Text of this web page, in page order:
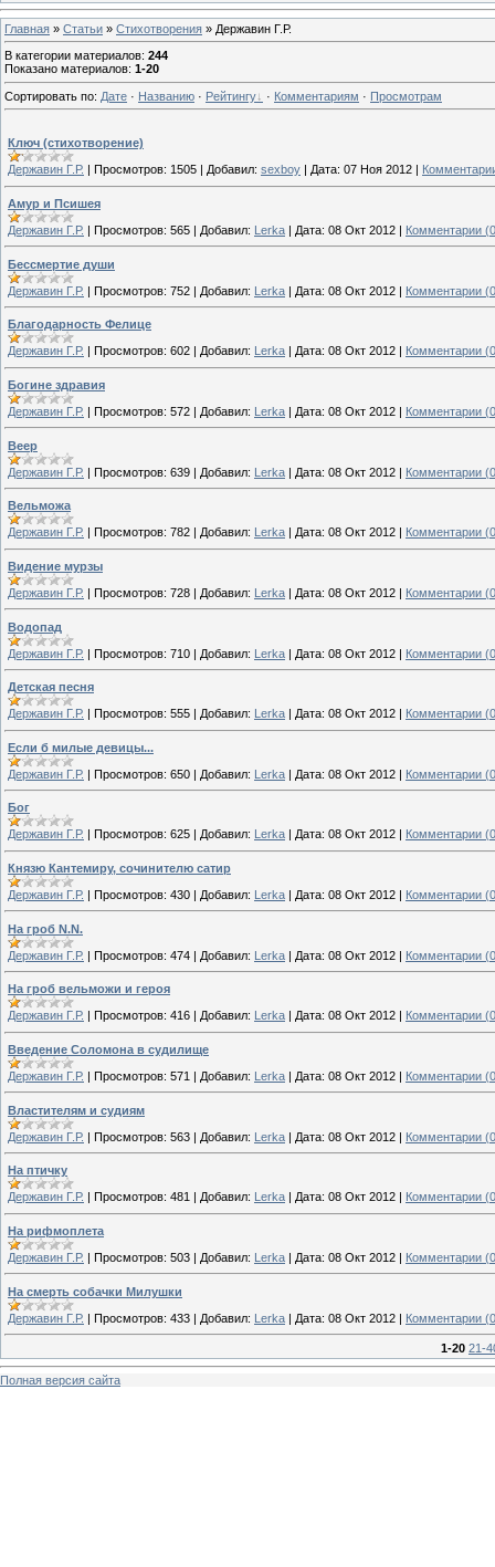
Главная » Статьи » Стихотворения » Державин Г.Р.
В категории материалов: 244
Показано материалов: 1-20
Сортировать по: Дате · Названию · Рейтингу · Комментариям · Просмотрам
Ключ (стихотворение)
Державин Г.Р.
Просмотров: 1505 Добавил: sexboy Дата: 07 Ноя 2012
Амур и Псишея
Державин Г.Р. | Просмотров: 565 | Добавил: Lerka | Дата: 08 Окт 2012 | Комментарии
Бессмертие души
Державин Г.Р. | Просмотров: 752 | Добавил: Lerka | Дата: 08 Окт 2012 | Комментарии
Благодарность Фелице
Державин Г.Р.
Просмотров: 602 Добавил: Lerka Дата: 08 Окт 2012 Комментарии
Богине здравия
Державин Г.Р. | Просмотров: 572 | Добавил: Lerka | Дата: 08 Окт 2012 | Комментарии
Веер
Державин Г.Р. | Просмотров: 639 | Добавил: Lerka | Дата: 08 Окт 2012 | Комментарии
Вельможа
Державин Г.Р.
Просмотров: 782 Добавил: Lerka Дата: 08 Окт 2012 Комментарии
Видение мурзы
Державин Г.Р. | Просмотров: 728 | Добавил: Lerka | Дата: 08 Окт 2012 | Комментарии
Водопад
Державин Г.Р. | Просмотров: 710 | Добавил: Lerka | Дата: 08 Окт 2012 | Комментарии
Детская песня
Державин Г.Р. | Просмотров: 555 | Добавил: Lerka | Дата: 08 Окт 2012 | Комментарии
Если б милые девицы...
Державин Г.Р. | Просмотров: 650 | Добавил: Lerka | Дата: 08 Окт 2012 | Комментарии
Бог
Державин Г.Р.
Просмотров: 625 Добавил: Lerka Дата: 08 Окт 2012 Комментарии
Князю Кантемиру, сочинителю сатир
Державин Г.Р. | Просмотров: 430 | Добавил: Lerka | Дата: 08 Окт 2012 | Комментарии
На гроб N.N.
Державин Г.Р. | Просмотров: 474 | Добавил: Lerka | Дата: 08 Окт 2012 | Комментарии
На гроб вельможи и героя
Державин Г.Р.
Просмотров: 416 Добавил: Lerka Дата: 08 Окт 2012 Комментарии
Введение Соломона в судилище
Державин Г.Р. | Просмотров: 571 | Добавил: Lerka | Дата: 08 Окт 2012 | Комментарии
Властителям и судиям
Державин Г.Р. | Просмотров: 563 | Добавил: Lerka | Дата: 08 Окт 2012 | Комментарии
На птичку
Державин Г.Р.
Просмотров: 481 Добавил: Lerka Дата: 08 Окт 2012 Комментарии
На рифмоплета
Державин Г.Р. | Просмотров: 503 | Добавил: Lerka | Дата: 08 Окт 2012 | Комментарии
На смерть собачки Милушки
Державин Г.Р. | Просмотров: 433 | Добавил: Lerka | Дата: 08 Окт 2012 | Комментарии
1-20 21-
Полная версия сайта